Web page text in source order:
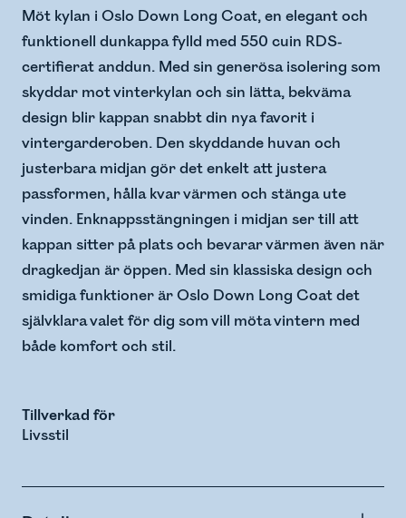
Möt kylan i Oslo Down Long Coat, en elegant och
funktionell dunkappa fylld med 550 cuin RDS-
certifierat anddun. Med sin generösa isolering som
skyddar mot vinterkylan och sin lätta, bekväma
design blir kappan snabbt din nya favorit i
vintergarderoben. Den skyddande huvan och
justerbara midjan gör det enkelt att justera
passformen, hålla kvar värmen och stänga ute
vinden. Enknappsstängningen i midjan ser till att
kappan sitter på plats och bevarar värmen även när
dragkedjan är öppen. Med sin klassiska design och
smidiga funktioner är Oslo Down Long Coat det
självklara valet för dig som vill möta vintern med
både komfort och stil.
Tillverkad för
Livsstil